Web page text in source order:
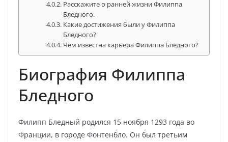
Расскажите о ранней жизни Филиппа
Бледного.
Какие достижения были у Филиппа
Бледного?
Чем известна карьера Филиппа Бледного?
Биография Филиппа
Бледного
Филипп Бледный родился 15 ноября 1293 года во
Франции, в городе Фонтенбло. Он был третьим